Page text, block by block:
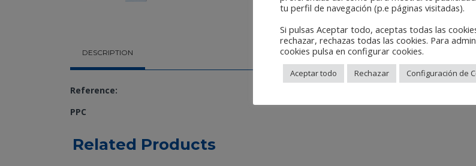
DESCRIPTION
Reference:
PPC
Related Products
tu perfil de navegación (p.e páginas visitadas).
Si pulsas Aceptar todo, aceptas todas las
rechazar, rechazas todas las cookies. Para
cookies pulsa en configurar cookies.
Aceptar todo Rechazar Configuración de